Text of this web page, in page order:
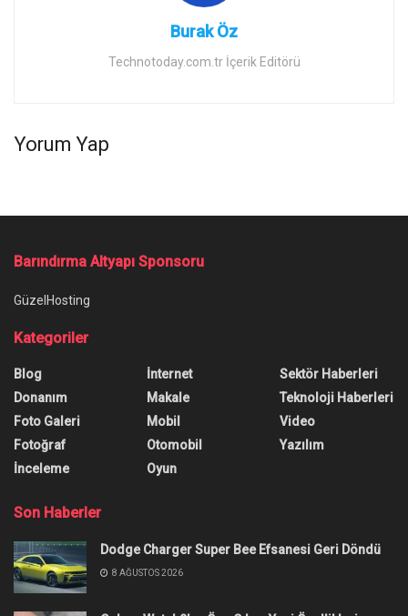
Burak Öz
Technotoday.com.tr İçerik Editörü
Yorum Yap
Barındırma Altyapı Sponsoru
GüzelHosting
Kategoriler
Blog
Donanım
Foto Galeri
Fotoğraf
İnceleme
İnternet
Makale
Mobil
Otomobil
Oyun
Sektör Haberleri
Teknoloji Haberleri
Video
Yazılım
Son Haberler
Dodge Charger Super Bee Efsanesi Geri Döndü
8 AĞUSTOS 2026